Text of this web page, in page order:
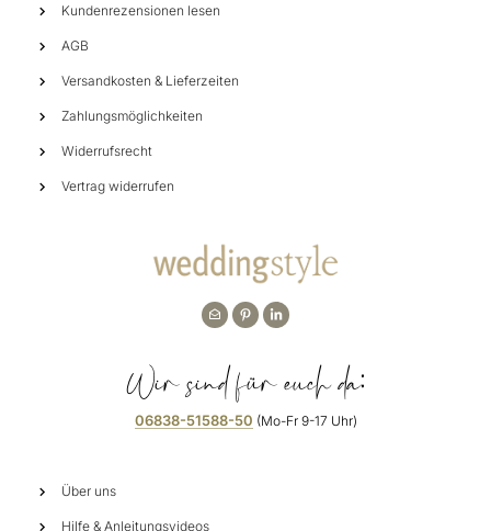
Kundenrezensionen lesen
AGB
Versandkosten & Lieferzeiten
Zahlungsmöglichkeiten
Widerrufsrecht
Vertrag widerrufen
Wir sind für euch da:
06838-51588-50 (Mo-Fr 9-17 Uhr)
Über uns
Hilfe & Anleitungsvideos